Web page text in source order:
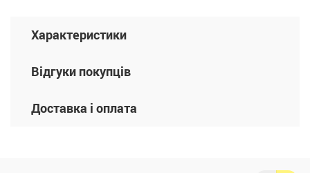
Характеристики
Відгуки покупців
Доставка і оплата